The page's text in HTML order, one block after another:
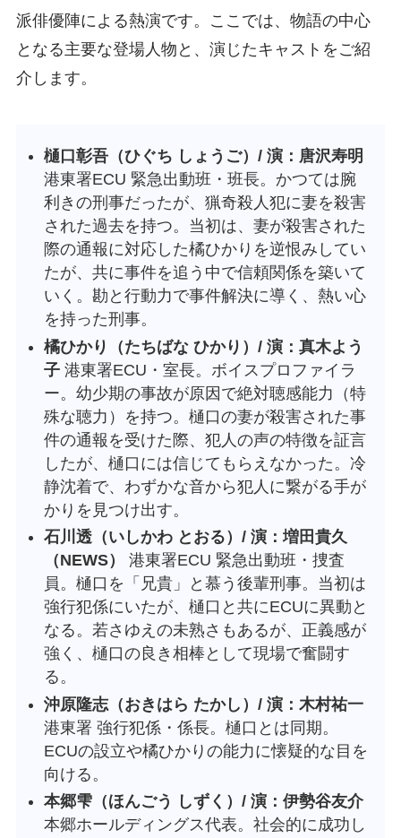
派俳優陣による熱演です。ここでは、物語の中心
となる主要な登場人物と、演じたキャストをご紹
介します。
樋口彰吾（ひぐち しょうご）/ 演：唐沢寿明
港東署ECU 緊急出動班・班長。かつては腕
利きの刑事だったが、猟奇殺人犯に妻を殺害
された過去を持つ。当初は、妻が殺害された
際の通報に対応した橘ひかりを逆恨みしてい
たが、共に事件を追う中で信頼関係を築いて
いく。勘と行動力で事件解決に導く、熱い心
を持った刑事。
橘ひかり（たちばな ひかり）/ 演：真木よう
子 港東署ECU・室長。ボイスプロファイラ
ー。幼少期の事故が原因で絶対聴感能力（特
殊な聴力）を持つ。樋口の妻が殺害された事
件の通報を受けた際、犯人の声の特徴を証言
したが、樋口には信じてもらえなかった。冷
静沈着で、わずかな音から犯人に繋がる手が
かりを見つけ出す。
石川透（いしかわ とおる）/ 演：増田貴久
（NEWS）
港東署ECU 緊急出動班・捜査
員。樋口を「兄貴」と慕う後輩刑事。当初は
強行犯係にいたが、樋口と共にECUに異動と
なる。若さゆえの未熟さもあるが、正義感が
強く、樋口の良き相棒として現場で奮闘す
る。
沖原隆志（おきはら たかし）/ 演：木村祐一
港東署 強行犯係・係長。樋口とは同期。
ECUの設立や橘ひかりの能力に懐疑的な目を
向ける。
本郷雫（ほんごう しずく）/ 演：伊勢谷友介
本郷ホールディングス代表。社会的に成功し